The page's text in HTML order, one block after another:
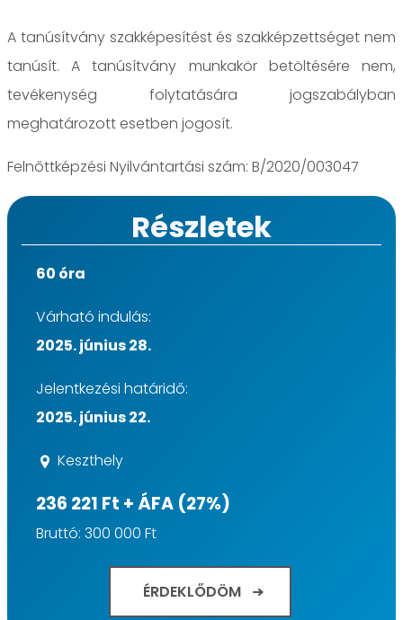
A tanúsítvány szakképesítést és szakképzettséget nem
tanúsít. A tanúsítvány munkakör betöltésére nem,
tevékenység folytatására jogszabályban
meghatározott esetben jogosít.
Felnőttképzési Nyilvántartási szám: B/2020/003047
Részletek
60 óra
Várható indulás:
2025. június 28.
Jelentkezési határidő:
2025. június 22.
Keszthely
236 221 Ft + ÁFA (27%)
Bruttó: 300 000 Ft
ÉRDEKLŐDÖM